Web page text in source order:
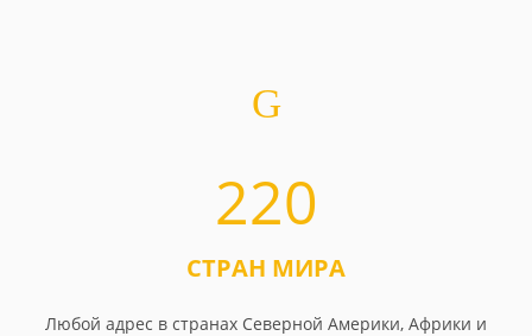
220
СТРАН МИРА
Любой адрес в странах Северной Америки, Африки и